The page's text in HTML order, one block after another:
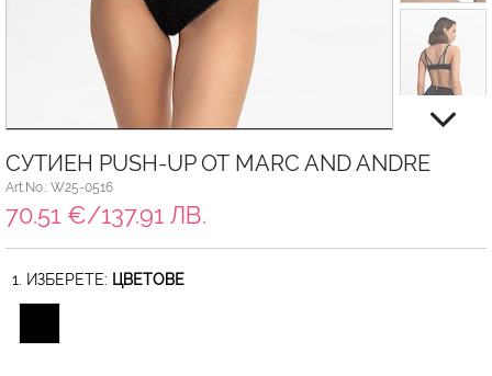
СУТИЕН PUSH-UP ОТ MARC AND ANDRE
Art.No.: W25-0516
70.51 €/137.91 ЛВ.
1. ИЗБЕРЕТЕ: ЦВЕТОВЕ